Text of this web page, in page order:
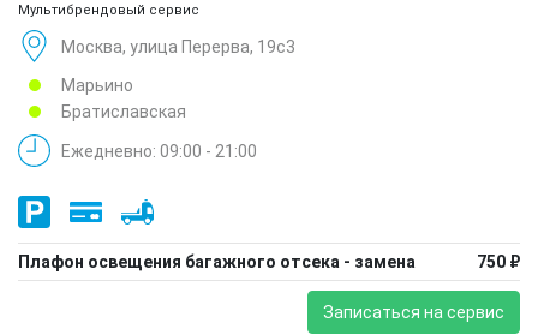
Мультибрендовый сервис
Москва, улица Перерва, 19с3
Марьино
Братиславская
Ежедневно: 09:00 - 21:00
Плафон освещения багажного отсека - замена 750 ₽
Записаться на сервис